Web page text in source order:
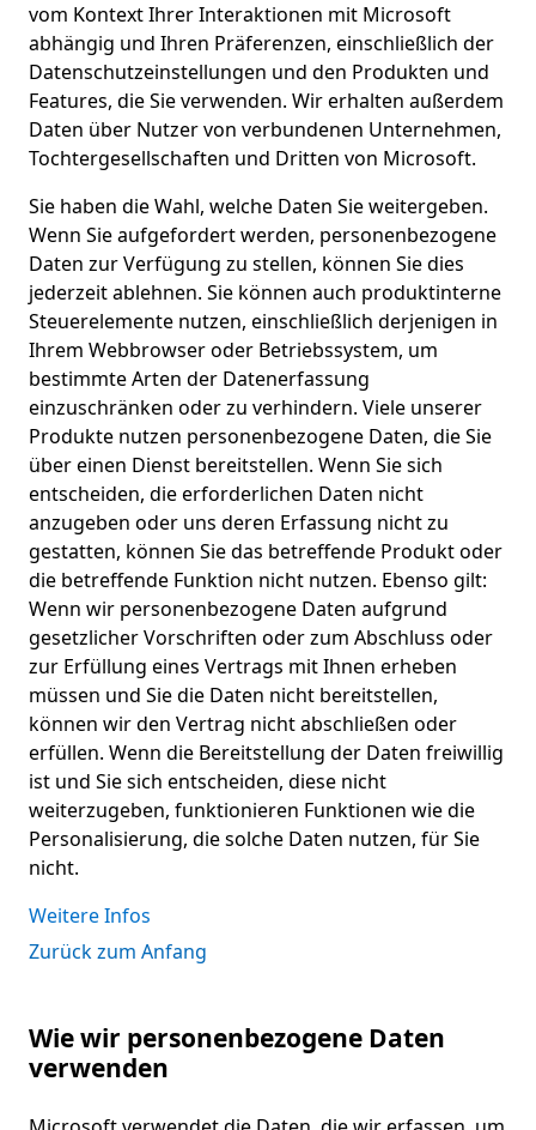
vom Kontext Ihrer Interaktionen mit Microsoft
abhängig und Ihren Präferenzen, einschließlich der
Datenschutzeinstellungen und den Produkten und
Features, die Sie verwenden. Wir erhalten außerdem
Daten über Nutzer von verbundenen Unternehmen,
Tochtergesellschaften und Dritten von Microsoft.
Sie haben die Wahl, welche Daten Sie weitergeben.
Wenn Sie aufgefordert werden, personenbezogene
Daten zur Verfügung zu stellen, können Sie dies
jederzeit ablehnen. Sie können auch produktinterne
Steuerelemente nutzen, einschließlich derjenigen in
Ihrem Webbrowser oder Betriebssystem, um
bestimmte Arten der Datenerfassung
einzuschränken oder zu verhindern. Viele unserer
Produkte nutzen personenbezogene Daten, die Sie
über einen Dienst bereitstellen. Wenn Sie sich
entscheiden, die erforderlichen Daten nicht
anzugeben oder uns deren Erfassung nicht zu
gestatten, können Sie das betreffende Produkt oder
die betreffende Funktion nicht nutzen. Ebenso gilt:
Wenn wir personenbezogene Daten aufgrund
gesetzlicher Vorschriften oder zum Abschluss oder
zur Erfüllung eines Vertrags mit Ihnen erheben
müssen und Sie die Daten nicht bereitstellen,
können wir den Vertrag nicht abschließen oder
erfüllen. Wenn die Bereitstellung der Daten freiwillig
ist und Sie sich entscheiden, diese nicht
weiterzugeben, funktionieren Funktionen wie die
Personalisierung, die solche Daten nutzen, für Sie
nicht.
Weitere Infos
Zurück zum Anfang
Wie wir personenbezogene Daten
verwenden